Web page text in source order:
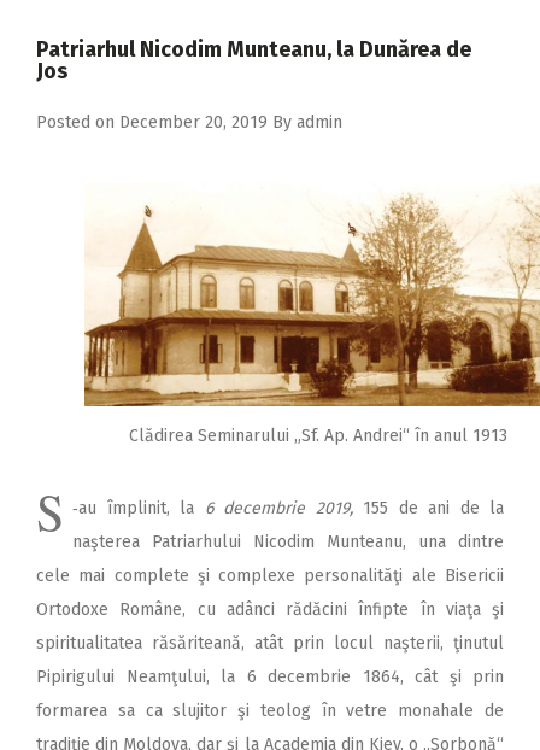
2017
Patriarhul Nicodim Munteanu, la Dunărea de
Jos
Posted on December 20, 2019 By admin
Clădirea Seminarului „Sf. Ap. Andrei“ în anul 1913
S ‑au împlinit, la 6 decembrie 2019, 155 de ani de la
naşterea Patriarhului Nicodim Munteanu, una dintre
cele mai complete şi complexe personalităţi ale Bisericii
Ortodoxe Române, cu adânci rădăcini înfipte în viaţa şi
spiritualitatea răsăriteană, atât prin locul naşterii, ţinutul
Pipirigului Neamţului, la 6 decembrie 1864, cât şi prin
formarea sa ca slujitor şi teolog în vetre monahale de
tradiţie din Moldova, dar şi la Academia din Kiev, o „Sorbonă“